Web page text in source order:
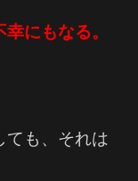
にもなる。
ても、それは